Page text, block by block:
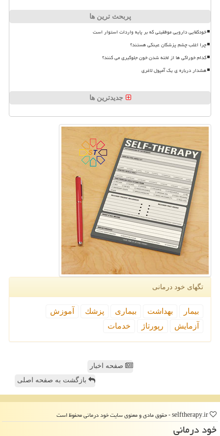
پربحث ترین ها
خودکفایی دارویی موفقیتی که بر پایه واردات استوار است
چرا اغلب چشم پزشکان عینکی هستند؟
کدام خوراکی ها از لخته شدن خون جلوگیری می کنند؟
هشدار درباره ی یک آمپول لاغری
جدیدترین ها
تگهای خود درمانی
بیمار بهداشت بیماری پزشك
آموزش
آزمایش
رپورتاژ خدمات
صفحه اخبار
بازگشت به صفحه اصلی
خود درمانی